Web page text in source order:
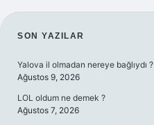
SIDEBAR
SON YAZILAR
Yalova il olmadan nereye bağlıydı ?
Ağustos 9, 2026
LOL oldum ne demek ?
Ağustos 7, 2026